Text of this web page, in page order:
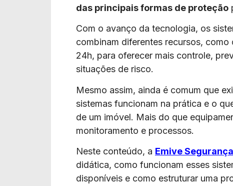
das principais formas de proteção
Com o avanço da tecnologia, os
combinam diferentes recursos,
24h, para oferecer mais controle,
situações de risco.
Mesmo assim, ainda é comum que
sistemas funcionam na prática e o
de um imóvel. Mais do que
monitoramento e processos.
Neste conteúdo, a Emive
didática, como funcionam esses
disponíveis e como estruturar uma